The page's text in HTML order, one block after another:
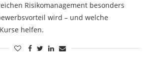
Risikomanagement besonders
wird – und welche
helfen.